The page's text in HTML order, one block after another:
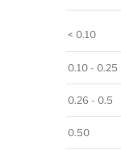
< 0.10
0.10 - 0.25
0.26 - 0.5
0.50